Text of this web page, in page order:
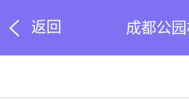
返回 成都公